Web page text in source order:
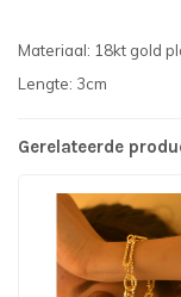
Materiaal: 18kt gold
Lengte: 3cm
Gerelateerde